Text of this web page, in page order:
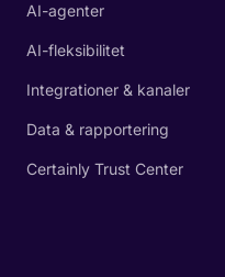
AI-agenter
AI-fleksibilitet
Integrationer & kanaler
Data & rapportering
Certainly Trust Center